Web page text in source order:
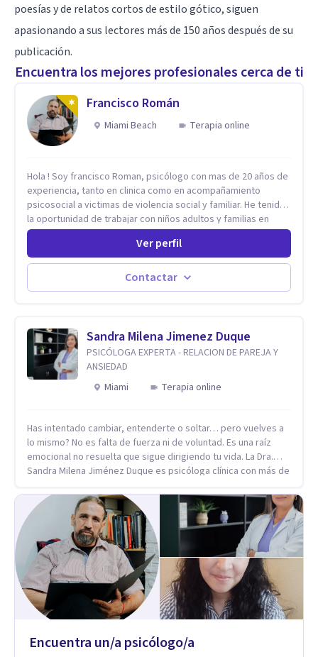
poesías y de relatos cortos de estilo gótico, siguen
apasionando a sus lectores más de 150 años después de su
publicación.
Encuentra los mejores profesionales cerca de ti
Francisco Román
Miami Beach Terapia online
Hola ! Soy francisco Roman, psicólogo con mas de 20 años de
experiencia, tanto en clinica como en acompañamiento
psicosocial a victimas de violencia social y familiar. He tenido
la oportunidad de trabajar con niños adultos y familias en
todos los espacios y esto me ha dado un una variedad de
aprendizajes que ahora pongo a tu disposicion. En la
actualidad puedo atenderte de manera presencial y/o virtual,
de lunes a sabado. el costo de cada sesión lo acordamos en
el primer contacto
Ver perfil
Contactar
Sandra Milena Jimenez Duque
PSICÓLOGA EXPERTA - RELACION DE PAREJA Y
ANSIEDAD
Miami
Terapia online
Has intentado cambiar, entenderte o soltar… pero vuelves a
lo mismo? No es falta de fuerza ni de voluntad. Es una raíz
emocional no resuelta que sigue dirigiendo tu vida. La Dra.
Sandra Milena Jiménez Duque es psicóloga clínica con más de
profesionales más destacadas en el abordaje profundo de la
ansiedad, la baja autoestima, la dependencia emocional y los
conflictos de pareja. Ha trabajado con pacientes en
diferentes países, acompañando procesos complejos. Su
enfoque terapéutico se diferencia por una premisa clara: no
trabaja el síntoma, trabaja la raíz que lo origina. Su
metodología interviene en tres niveles: regulación del
sistema emocional, reprocesamiento de heridas de la
infancia y reestructuración cognitiva profunda, permitiendo
origen. Si buscas un proceso superficial, este no es el lugar.
Encuentra un/a psicólogo/a